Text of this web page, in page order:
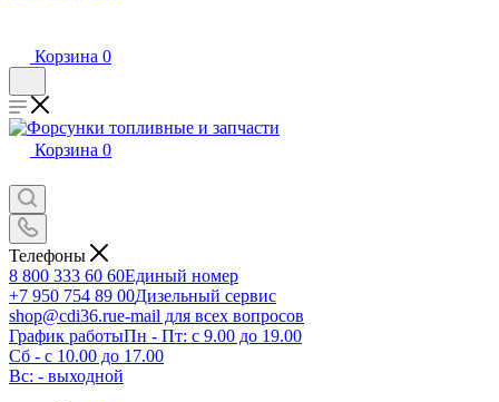
Корзина 0
Корзина 0
Телефоны
8 800 333 60 60Единый номер
+7 950 754 89 00Дизельный сервис
shop@cdi36.rue-mail для всех вопросов
График работыПн - Пт: с 9.00 до 19.00
Сб - с 10.00 до 17.00
Вс: - выходной